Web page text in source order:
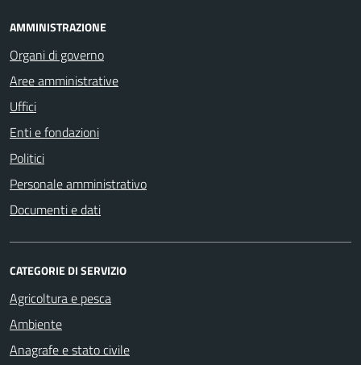
AMMINISTRAZIONE
Organi di governo
Aree amministrative
Uffici
Enti e fondazioni
Politici
Personale amministrativo
Documenti e dati
CATEGORIE DI SERVIZIO
Agricoltura e pesca
Ambiente
Anagrafe e stato civile